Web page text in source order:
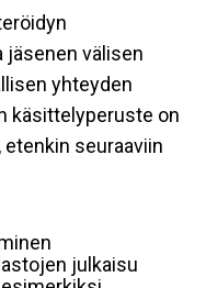
jäsenen välisen
yhteyden
käsittelyperuste on
seuraaviin
julkaisu